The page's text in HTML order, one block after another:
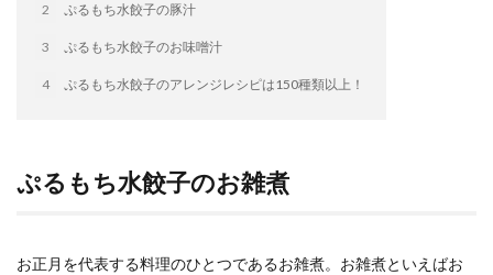
2 ぷるもち水餃子の豚汁
3 ぷるもち水餃子のお味噌汁
4 ぷるもち水餃子のアレンジレシピは150種類以上！
ぷるもち水餃子のお雑煮
お正月を代表する料理のひとつであるお雑煮。お雑煮といえばお